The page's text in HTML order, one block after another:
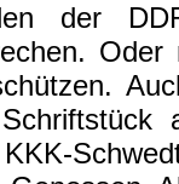
der
Oder